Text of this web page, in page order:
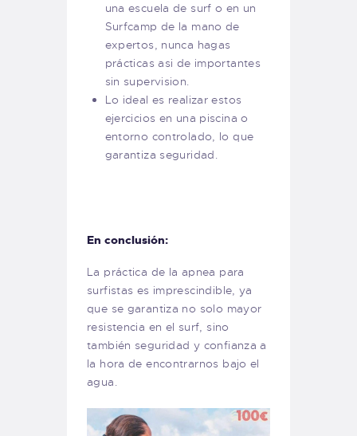
una escuela de surf o en un
Surfcamp de la mano de
expertos, nunca hagas
prácticas asi de importantes
sin supervision.
Lo ideal es realizar estos
ejercicios en una piscina o
entorno controlado, lo que
garantiza seguridad.
En conclusión:
La práctica de la apnea para
surfistas es imprescindible, ya
que se garantiza no solo mayor
resistencia en el surf, sino
también seguridad y confianza a
la hora de encontrarnos bajo el
agua.